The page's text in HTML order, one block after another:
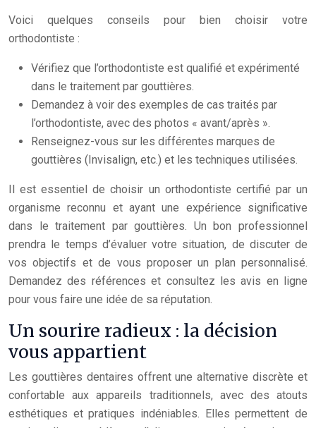
Voici quelques conseils pour bien choisir votre
orthodontiste :
Vérifiez que l’orthodontiste est qualifié et expérimenté
dans le traitement par gouttières.
Demandez à voir des exemples de cas traités par
l’orthodontiste, avec des photos « avant/après ».
Renseignez-vous sur les différentes marques de
gouttières (Invisalign, etc.) et les techniques utilisées.
Il est essentiel de choisir un orthodontiste certifié par un
organisme reconnu et ayant une expérience significative
dans le traitement par gouttières. Un bon professionnel
prendra le temps d’évaluer votre situation, de discuter de
vos objectifs et de vous proposer un plan personnalisé.
Demandez des références et consultez les avis en ligne
pour vous faire une idée de sa réputation.
Un sourire radieux : la décision
vous appartient
Les gouttières dentaires offrent une alternative discrète et
confortable aux appareils traditionnels, avec des atouts
esthétiques et pratiques indéniables. Elles permettent de